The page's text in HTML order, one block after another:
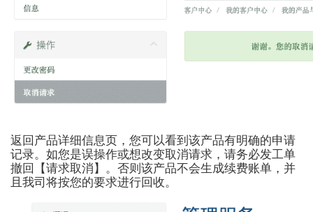
返回产品详细信息页，您可以看到该产品有明确的申请
记录。如您是误操作或想改变取消请求，请务必发工单
撤回【请求取消】。否则该产品不会生成续费账单，并
且我司将按您的要求进行回收。